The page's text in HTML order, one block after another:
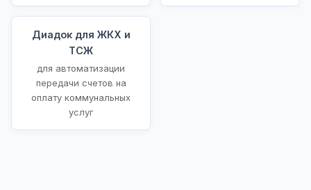
Диадок для ЖКХ и
ТСЖ
для автоматизации
передачи счетов на
оплату коммунальных
услуг